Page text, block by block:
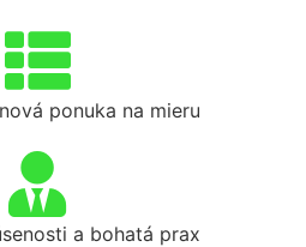
ponuka na mieru
a bohatá prax